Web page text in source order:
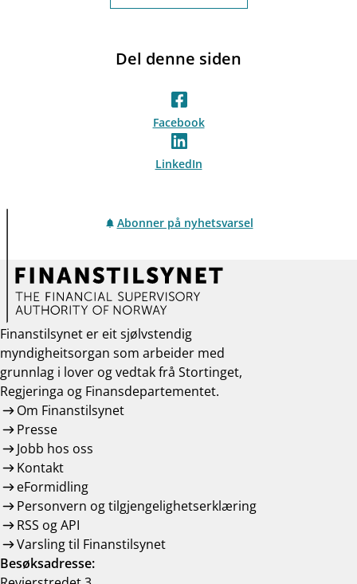
Del denne siden
Facebook
LinkedIn
Abonner på nyhetsvarsel
Finanstilsynet er eit sjølvstendig
myndigheitsorgan som arbeider med
grunnlag i lover og vedtak frå Stortinget,
Regjeringa og Finansdepartementet.
Om Finanstilsynet
Presse
Jobb hos oss
Kontakt
eFormidling
Personvern og tilgjengelighetserklæring
RSS og API
Varsling til Finanstilsynet
Besøksadresse: